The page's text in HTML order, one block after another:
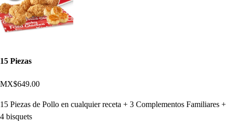
15 Piezas
MX$649.00
15 Piezas de Pollo en cualquier receta + 3 Complementos Familiares +
4 bisquets